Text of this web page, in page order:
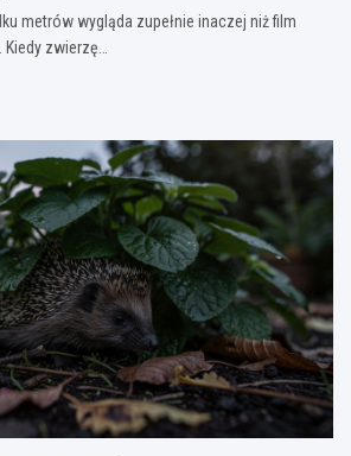
metrów wygląda zupełnie inaczej niż film
zwierzę…